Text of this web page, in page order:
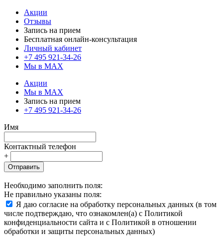
Акции
Отзывы
Запись на прием
Бесплатная онлайн-консультация
Личный кабинет
+7 495 921-34-26
Мы в MAX
Акции
Мы в MAX
Запись на прием
+7 495 921-34-26
Имя
Контактный телефон
+
Отправить
Необходимо заполнить поля:
Не правильно указаны поля:
Я даю согласие на обработку персональных данных (в том
числе подтверждаю, что ознакомлен(а) с Политикой
конфиденциальности сайта и с Политикой в отношении
обработки и защиты персональных данных)